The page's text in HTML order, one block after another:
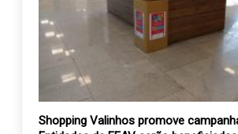
Shopping Valinhos promove